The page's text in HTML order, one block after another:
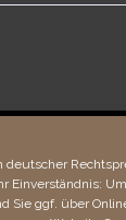
deutscher
Einverständnis:
Sie ggf. über